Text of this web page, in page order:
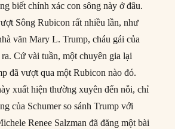
biết chính xác con sông này ở đâu.
Sông Rubicon rất nhiều lần, như
văn Mary L. Trump, cháu gái của
Cứ vài tuần, một chuyên gia lại
đã vượt qua một Rubicon nào đó.
xuất hiện thường xuyên đến nỗi, chỉ
của Schumer so sánh Trump với
Renee Salzman đã đăng một bài